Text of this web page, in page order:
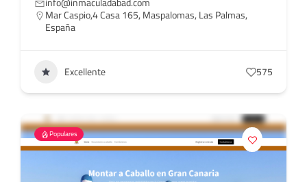
Mar Caspio,4 Casa 165, Maspalomas, Las Palmas,
España
Excellente 575
Populares